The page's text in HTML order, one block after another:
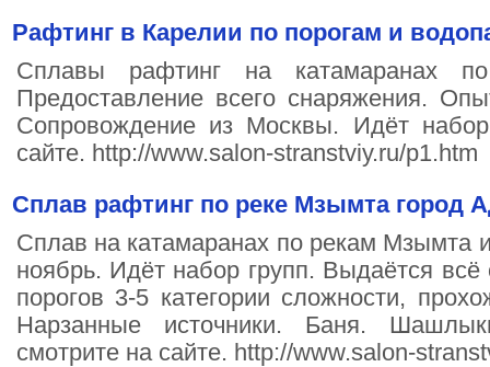
Рафтинг в Карелии по порогам и
Сплавы рафтинг на катамаранах
Предоставление всего снаряжения.
Сопровождение из Москвы. Идёт
сайте. http://www.salon-stranstviy.ru/p1.htm
Сплав рафтинг по реке Мзымта город
Сплав на катамаранах по рекам Мзымта
ноябрь. Идёт набор групп. Выдаётся
порогов 3-5 категории сложности,
Нарзанные источники. Баня.
смотрите на сайте. http://www.salon-